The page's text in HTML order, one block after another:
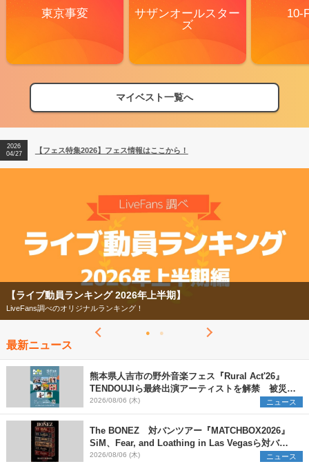
東京事変
サザンオールスター
ズ
10-
マイベスト一覧へ
【フェス特集2026】フェス情報はここから！
【ライブ動員ランキング】2026年上半期編発表！
2026
04/27
【フェス特集2026】フェス情報はここから！
2026
【ライブ動員ランキング 2026年上半期】
LiveFans調べのオリジナルランキング！
最新ニュース
熊本県人吉市の野外音楽フェス『Rural Act'26』
TENDOUJIら最終出演アーティストを解禁 被災地
支援プロジェクトの始動も発表
2026/08/06 (木) ニュース
The BONEZ 対バンツアー『MATCHBOX2026』
SiM、Fear, and Loathing in Las Vegasら対バン
アーティストを一斉解禁
2026/08/06 (木) ニュース